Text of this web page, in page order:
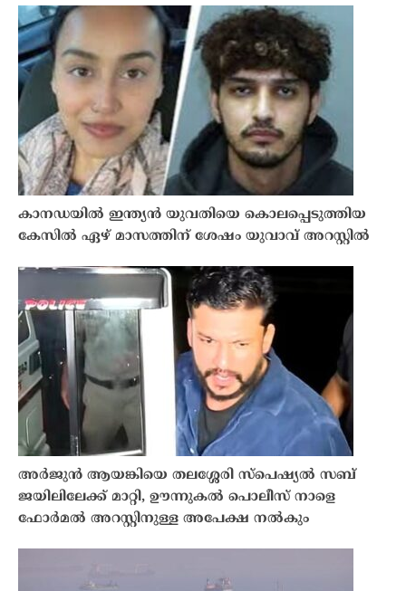
കാനഡയിൽ ഇന്ത്യൻ യുവതിയെ കൊലപ്പെടുത്തിയ
കേസിൽ ഏഴ് മാസത്തിന് ശേഷം യുവാവ് അറസ്റ്റിൽ
അർജുൻ ആയങ്കിയെ തലശ്ശേരി സ്‌പെഷ്യൽ സബ്
ജയിലിലേക്ക് മാറ്റി, ഊന്നുകൽ പൊലീസ് നാളെ
ഫോർമൽ അറസ്റ്റിനുള്ള അപേക്ഷ നൽകും